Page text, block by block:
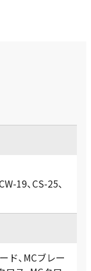
19、CS-25、
ド、MCブレー